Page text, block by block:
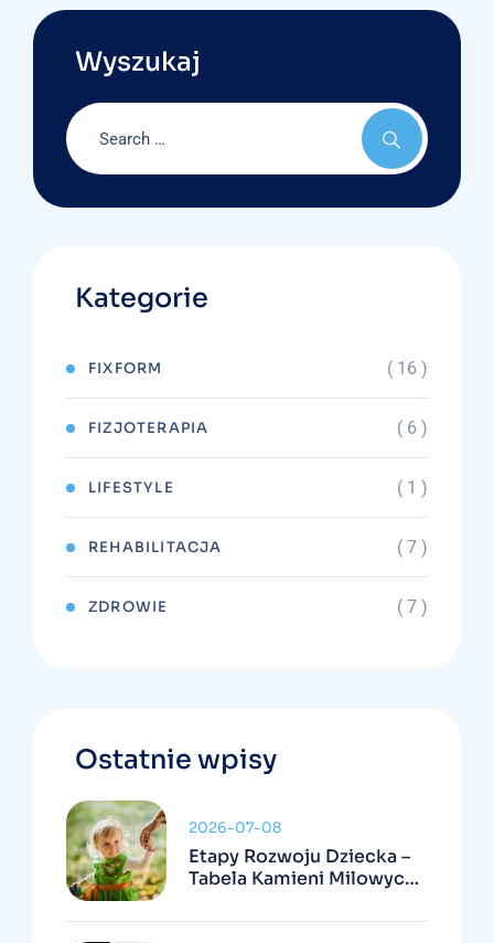
Wyszukaj
Kategorie
FIXFORM ( 16 )
FIZJOTERAPIA ( 6 )
LIFESTYLE ( 1 )
REHABILITACJA ( 7 )
ZDROWIE ( 7 )
Ostatnie wpisy
Etapy Rozwoju Dziecka –
Tabela Kamieni Milowych I
2026-07-08